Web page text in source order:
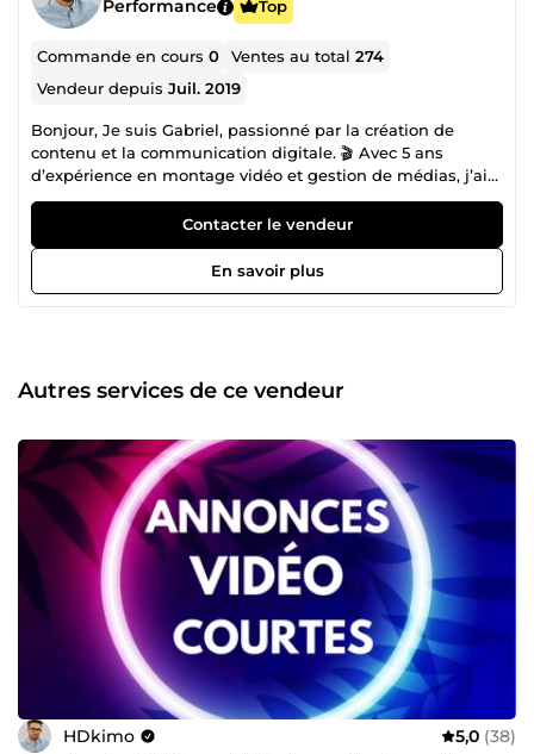
Performance Top
Commande en cours0 Ventes au total274
Vendeur depuisJuil. 2019
Bonjour, Je suis Gabriel, passionné par la création de
contenu et la communication digitale. 🎬 Avec 5 ans
d’expérience en montage vidéo et gestion de médias, j’ai
accompagné de nombreux projets : clips, vidéos
promotionnelles, contenus réseaux sociaux… Mon objectif
est toujours de raconter une histoire qui capte l’attention
et reflète l’identité de chaque client. 🔍 J’ai également 3
ans d’expertise en SEO , ce qui me permet d’optimiser vos
besoins pour vous proposer des solutions sur mesure,
efficaces et créatives. N’hésitez pas à me contacter pour
Contacter le vendeur
En savoir plus
Autres services de ce vendeur
HDkimo 5,0 (38)